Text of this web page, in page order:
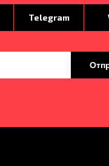
Telegram